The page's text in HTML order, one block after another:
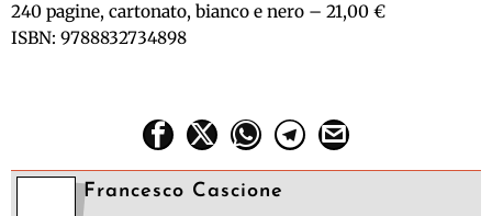
240 pagine, cartonato, bianco e nero – 21,00 €
ISBN: 9788832734898
Francesco Cascione